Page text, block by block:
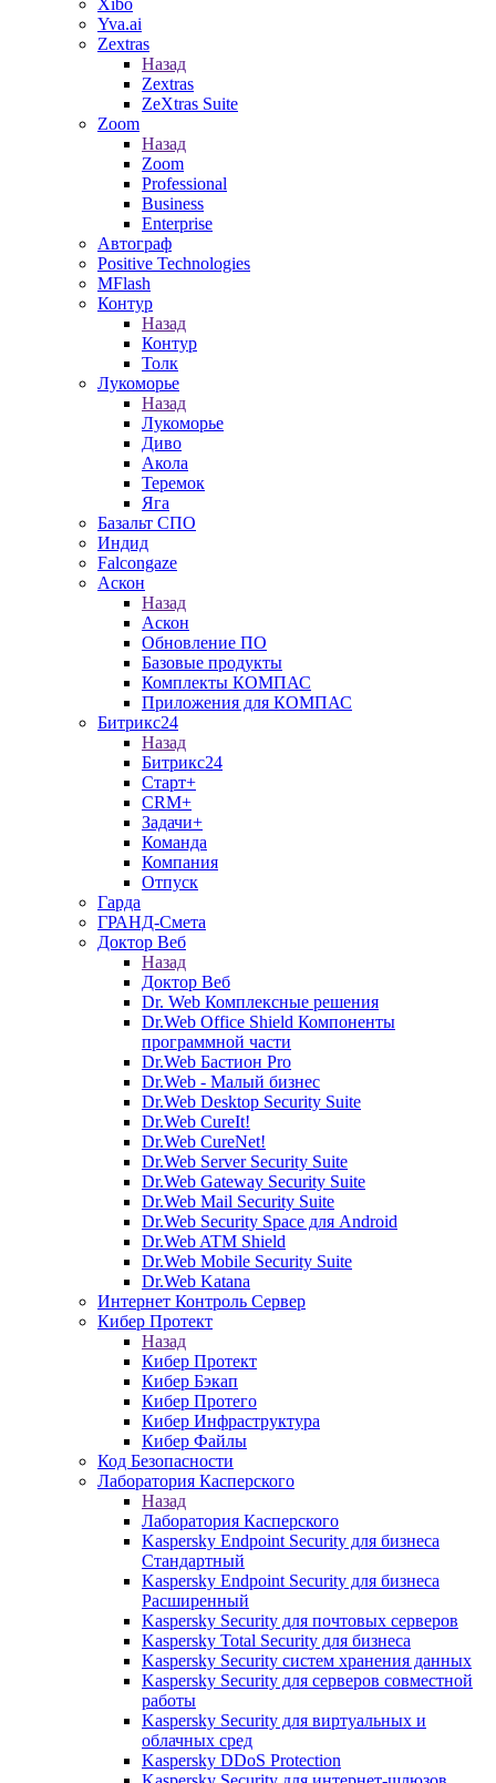
Xibo
Yva.ai
Zextras
Назад
Zextras
ZeXtras Suite
Zoom
Назад
Zoom
Professional
Business
Enterprise
Автограф
Positive Technologies
MFlash
Контур
Назад
Контур
Толк
Лукоморье
Назад
Лукоморье
Диво
Акола
Теремок
Яга
Базальт СПО
Индид
Falcongaze
Аскон
Назад
Аскон
Обновление ПО
Базовые продукты
Комплекты КОМПАС
Приложения для КОМПАС
Битрикс24
Назад
Битрикс24
Старт+
CRM+
Задачи+
Команда
Компания
Отпуск
Гарда
ГРАНД-Смета
Доктор Веб
Назад
Доктор Веб
Dr. Web Комплексные решения
Dr.Web Office Shield Компоненты
программной части
Dr.Web Бастион Pro
Dr.Web - Малый бизнес
Dr.Web Desktop Security Suite
Dr.Web CureIt!
Dr.Web CureNet!
Dr.Web Server Security Suite
Dr.Web Gateway Security Suite
Dr.Web Mail Security Suite
Dr.Web Security Space для Android
Dr.Web ATM Shield
Dr.Web Mobile Security Suite
Dr.Web Katana
Интернет Контроль Сервер
Кибер Протект
Назад
Кибер Протект
Кибер Бэкап
Кибер Протего
Кибер Инфраструктура
Кибер Файлы
Код Безопасности
Лаборатория Касперского
Назад
Лаборатория Касперского
Kaspersky Endpoint Security для бизнеса
Стандартный
Kaspersky Endpoint Security для бизнеса
Расширенный
Kaspersky Security для почтовых серверов
Kaspersky Total Security для бизнеса
Kaspersky Security систем хранения данных
Kaspersky Security для серверов совместной
работы
Kaspersky Security для виртуальных и
облачных сред
Kaspersky DDoS Protection